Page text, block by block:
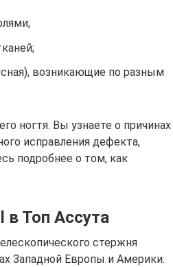
возникающие по разным
ногтя. Вы узнаете о причинах
исправления дефекта,
подробнее о том, как
Топ Ассута
стержня
Западной Европы и Америки.